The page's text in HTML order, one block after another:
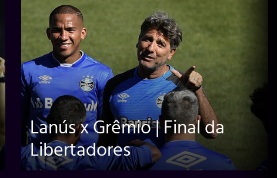
Lanús x Grêmio | Final da
Libertadores